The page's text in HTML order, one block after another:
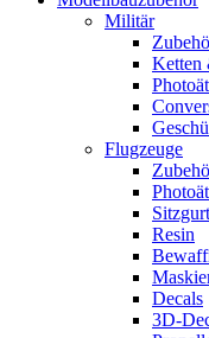
Militär
Ketten
Flugzeuge
Resin
Decals
3D-